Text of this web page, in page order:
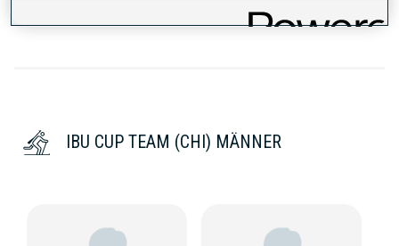
IBU CUP TEAM (CHI) MÄNNER